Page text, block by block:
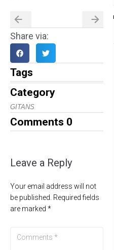
Share via:
Tags
Category
GITANS
Comments 0
Leave a Reply
Your email address will not
be published. Required fields
are marked *